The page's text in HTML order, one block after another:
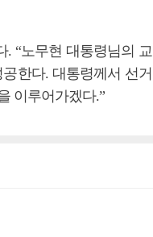
. “노무현 대통령님의 교
한다. 대통령께서 선거
이루어가겠다.”